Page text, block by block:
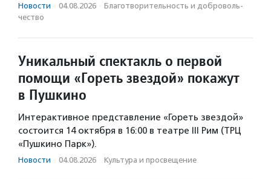
Новости · 04.08.2026 · Благотвори­тель­ность и доброволь­
чест­во
Уникальный спектакль о первой
помощи «Гореть звездой» покажут
в Пушкино
Интерактивное представление «Гореть звездой»
состоится 14 октября в 16:00 в театре III Рим (ТРЦ
«Пушкино Парк»).
Новости · 04.08.2026 · Культура и просвещение